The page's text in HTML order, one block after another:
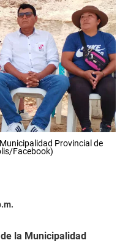
Provincial de
Facebook)
la Municipalidad